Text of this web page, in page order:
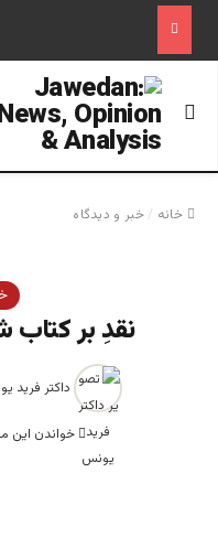
جستجو برای
خانه /خبر و دیدگاه
نقدِ بر کتاب
داکتر فرید
خواندن این مطلب 14 دقیقه